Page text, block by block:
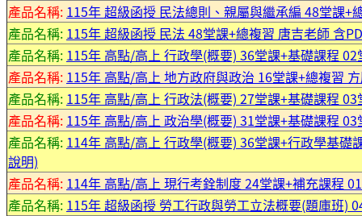
產品名稱: 115年 超級函授 民法總則、親屬與繼承編 48堂課+
產品名稱: 115年 超級函授 民法 48堂課+總複習 唐吉老師 含
產品名稱: 115年 高點/高上 行政學(概要) 36堂課+基礎課程
產品名稱: 115年 高點/高上 地方政府與政治 16堂課+總複習
產品名稱: 115年 高點/高上 行政法(概要) 27堂課+基礎課程
產品名稱: 115年 高點/高上 政治學(概要) 31堂課+基礎課程
產品名稱: 114年 高點/高上 行政學(概要) 36堂課+行政學基礎
說明)
產品名稱: 114年 高點/高上 現行考銓制度 24堂課+補充課程
產品名稱: 115年 超級函授 勞工行政與勞工立法概要(題庫班)